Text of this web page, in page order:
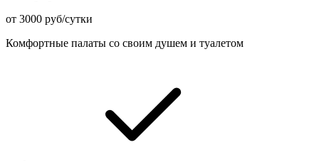
от 3000 руб/сутки
Комфортные палаты со своим душем и туалетом